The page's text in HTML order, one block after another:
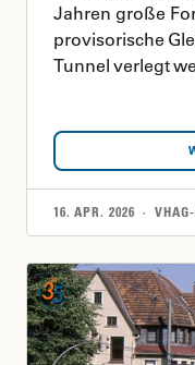
Jahren große
provisorische
Tunnel verlegt
16. APR. 2026 ·